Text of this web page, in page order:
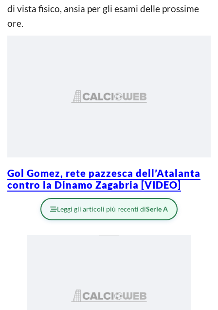
di vista fisico, ansia per gli esami delle prossime
ore.
Gol Gomez, rete pazzesca dell’Atalanta
contro la Dinamo Zagabria [VIDEO]
Leggi gli articoli più recenti diSerie A